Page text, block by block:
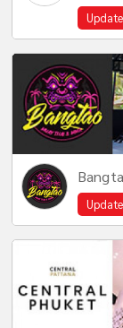
Update
Update